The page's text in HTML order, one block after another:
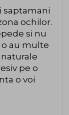
saptamani
ochilor.
si nu
o au multe
pe o
o voi